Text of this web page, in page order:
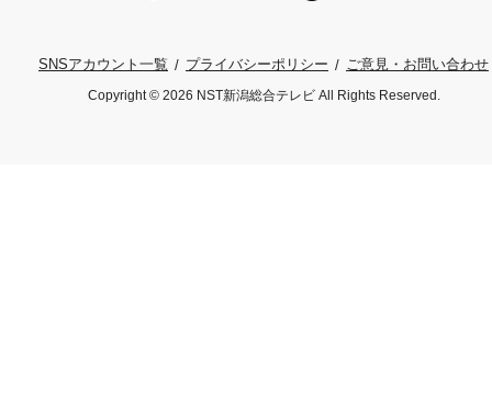
SNSアカウント一覧 プライバシーポリシー ご意見・お問い合わせ
Copyright © 2026 NST新潟総合テレビ All Rights Reserved.